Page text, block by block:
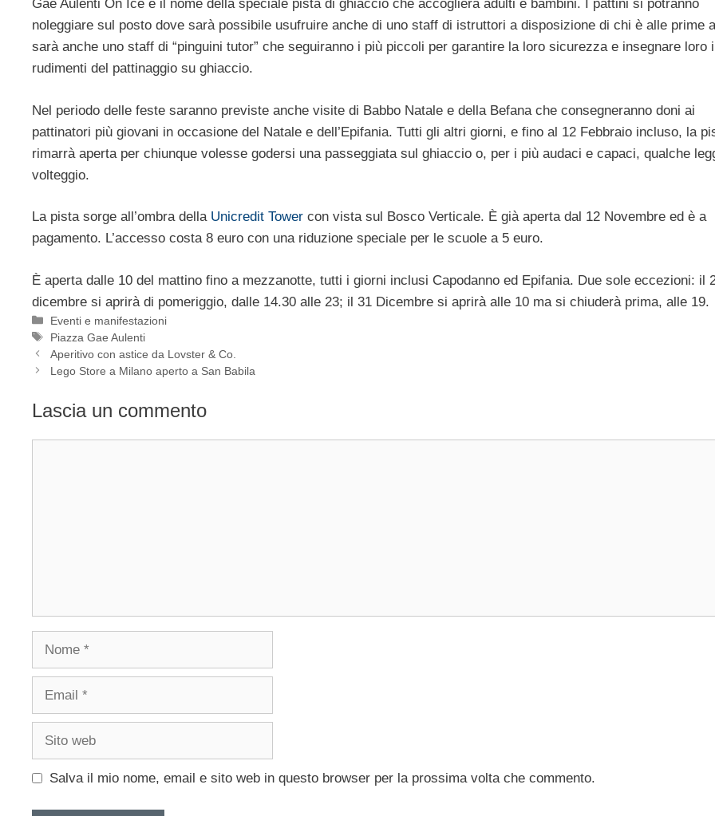
Gae Aulenti On Ice è il nome della speciale pista di ghiaccio che accoglierà adulti e bambini. I pattini si potranno
noleggiare sul posto dove sarà possibile usufruire anche di uno staff di istruttori a disposizione di chi è alle prime
sarà anche uno staff di “pinguini tutor” che seguiranno i più piccoli per garantire la loro sicurezza e insegnare loro i
rudimenti del pattinaggio su ghiaccio.
Nel periodo delle feste saranno previste anche visite di Babbo Natale e della Befana che consegneranno doni ai
pattinatori più giovani in occasione del Natale e dell’Epifania. Tutti gli altri giorni, e fino al 12 Febbraio incluso, la
rimarrà aperta per chiunque volesse godersi una passeggiata sul ghiaccio o, per i più audaci e capaci, qualche
volteggio.
La pista sorge all’ombra della Unicredit Tower con vista sul Bosco Verticale. È già aperta dal 12 Novembre ed è a
pagamento. L’accesso costa 8 euro con una riduzione speciale per le scuole a 5 euro.
È aperta dalle 10 del mattino fino a mezzanotte, tutti i giorni inclusi Capodanno ed Epifania. Due sole eccezioni: il
dicembre si aprirà di pomeriggio, dalle 14.30 alle 23; il 31 Dicembre si aprirà alle 10 ma si chiuderà prima, alle 19.
Categorie
Eventi e manifestazioni
Tag
Piazza Gae Aulenti
Aperitivo con astice da Lovster & Co.
Lego Store a Milano aperto a San Babila
Lascia un commento
Nome
Email
Sito
Salva il mio nome, email e sito web in questo browser per la prossima volta che commento.